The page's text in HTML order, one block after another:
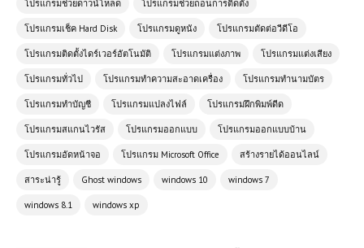
โปรแกรมช่วยดาวน์โหลด โปรแกรมช่วยถอนการติดตั้ง
โปรแกรมเช็ค Hard Disk โปรแกรมดูหนัง โปรแกรมตัดต่อวีดีโอ
โปรแกรมติดตั้งไดร์เวอร์อัตโนมัติ โปรแกรมแต่งภาพ โปรแกรมแต่งเสียง
โปรแกรมทั่วไป โปรแกรมทำความสะอาดเครื่อง โปรแกรมทำนามบัตร
โปรแกรมทำบัญชี โปรแกรมแปลงไฟล์ โปรแกรมฝึกพิมพ์ดีด
โปรแกรมสแกนไวรัส โปรแกรมออกแบบ โปรแกรมออกแบบบ้าน
โปรแกรมอัดหน้าจอ โปรแกรม Microsoft Office สร้างรายได้ออนไลน์
สาระน่ารู้ Ghost windows windows 10 windows 7
windows 8.1 windows xp